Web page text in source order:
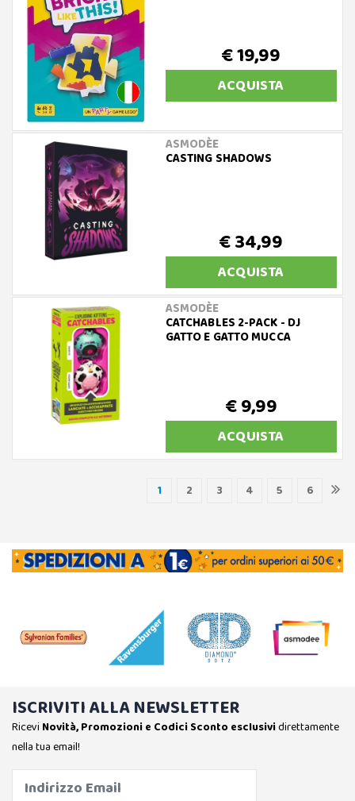
€ 19,99
ACQUISTA
ASMODÈE
CASTING SHADOWS
€ 34,99
ACQUISTA
ASMODÈE
CATCHABLES 2-PACK - DJ
GATTO E GATTO MUCCA
€ 9,99
ACQUISTA
1 2 3 4 5 6
ISCRIVITI ALLA NEWSLETTER
Ricevi Novità, Promozioni e Codici Sconto esclusividirettamente
nella tua email!